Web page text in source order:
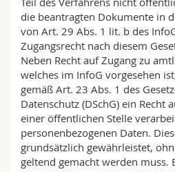
die beantragten Dokumente in
von Art. 29 Abs. 1 lit. b des
Zugangsrecht nach diesem
Neben Recht auf Zugang zu
welches im InfoG vorgesehen
gemäß Art. 23 Abs. 1 des
Datenschutz (DSchG) ein Recht
einer öffentlichen Stelle
personenbezogenen Daten.
grundsätzlich gewährleistet,
geltend gemacht werden muss.